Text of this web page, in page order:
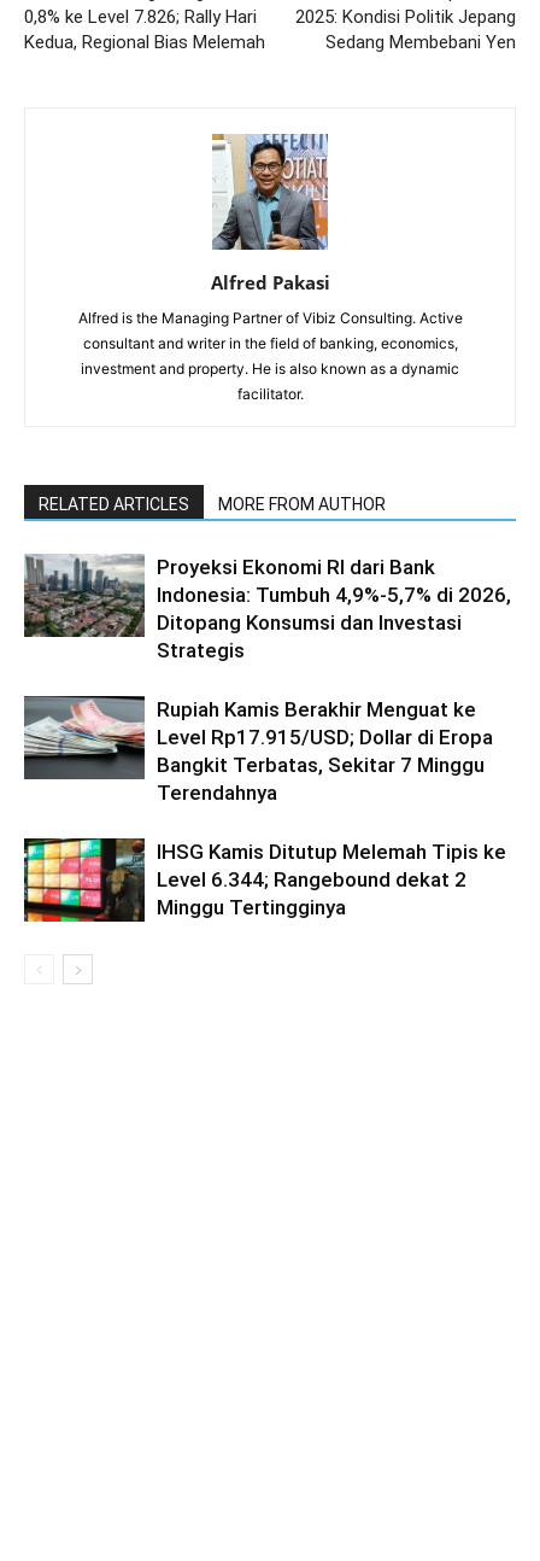
0,8% ke Level 7.826; Rally Hari
Kedua, Regional Bias Melemah
2025: Kondisi Politik Jepang
Sedang Membebani Yen
Alfred Pakasi
Alfred is the Managing Partner of Vibiz Consulting. Active
consultant and writer in the field of banking, economics,
investment and property. He is also known as a dynamic
facilitator.
RELATED ARTICLES MORE FROM AUTHOR
Proyeksi Ekonomi RI dari Bank
Indonesia: Tumbuh 4,9%-5,7% di 2026,
Ditopang Konsumsi dan Investasi
Strategis
Rupiah Kamis Berakhir Menguat ke
Level Rp17.915/USD; Dollar di Eropa
Bangkit Terbatas, Sekitar 7 Minggu
Terendahnya
IHSG Kamis Ditutup Melemah Tipis ke
Level 6.344; Rangebound dekat 2
Minggu Tertingginya